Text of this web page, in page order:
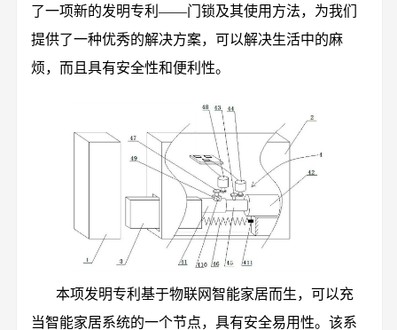
了一项新的发明专利——门锁及其使用方法，为我们
提供了一种优秀的解决方案，可以解决生活中的麻
烦，而且具有安全性和便利性。
本项发明专利基于物联网智能家居而生，可以充
当智能家居系统的一个节点，具有安全易用性。该系